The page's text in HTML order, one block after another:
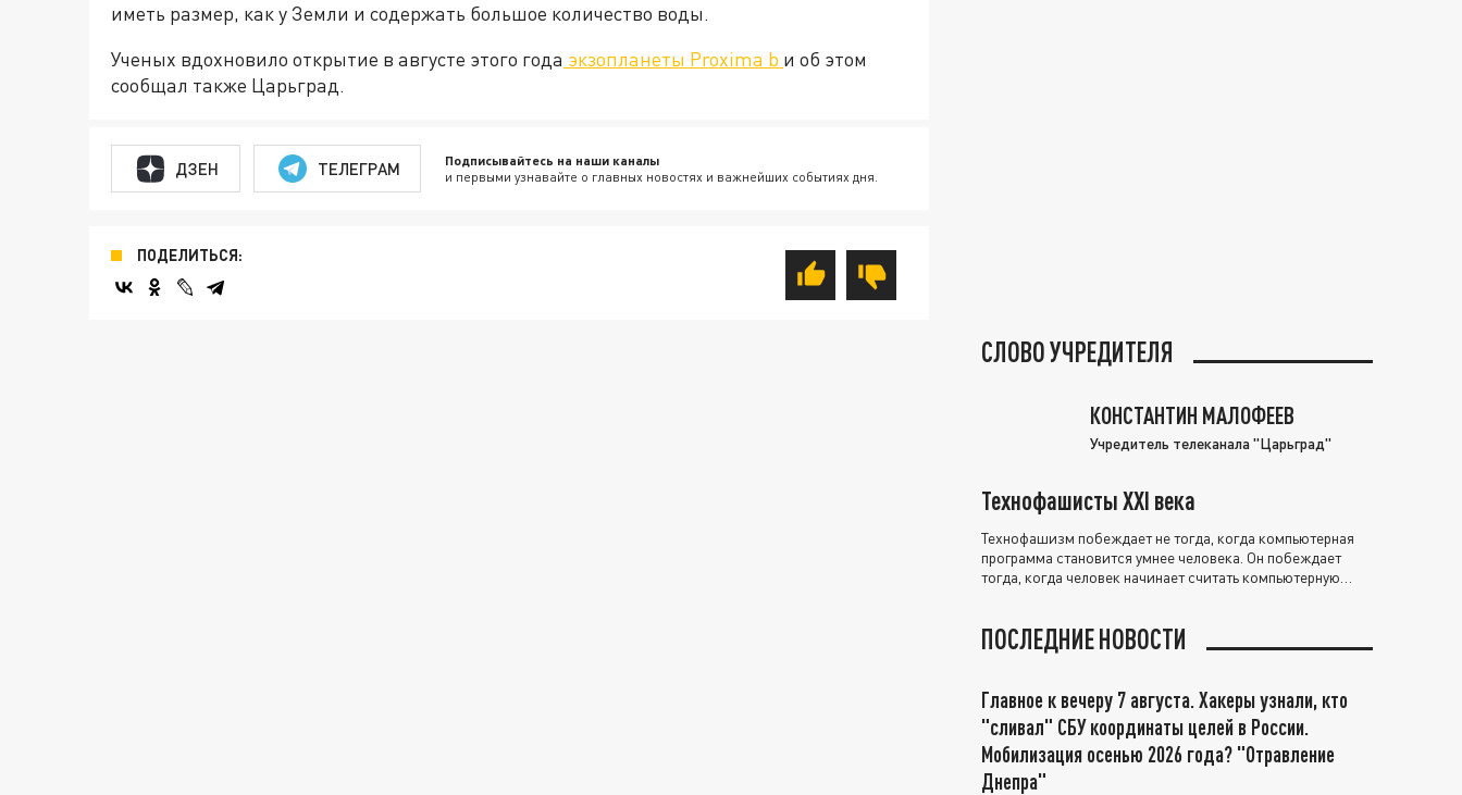
иметь размер, как у Земли и содержать большое количество воды.
Ученых вдохновило открытие в августе этого года экзопланеты Proxima b и об этом
сообщал также Царьград.
ДЗЕН ТЕЛЕГРАМ Подписывайтесь на наши каналы
и первыми узнавайте о главных новостях и важнейших событиях дня.
ПОДЕЛИТЬСЯ:
СЛОВО УЧРЕДИТЕЛЯ
КОНСТАНТИН МАЛОФЕЕВ
Учредитель телеканала "Царьград"
Технофашисты XXI века
Технофашизм побеждает не тогда, когда компьютерная
программа становится умнее человека. Он побеждает
тогда, когда человек начинает считать компьютерную
ПОСЛЕДНИЕ НОВОСТИ
Главное к вечеру 7 августа. Хакеры узнали, кто
"сливал" СБУ координаты целей в России.
Мобилизация осенью 2026 года? "Отравление
Днепра"